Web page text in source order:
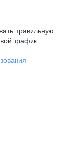
правильную
трафик.